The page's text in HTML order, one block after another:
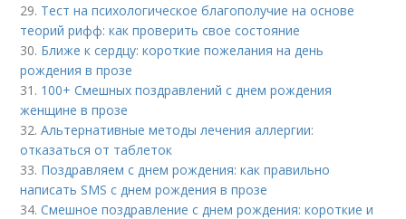
29. Тест на психологическое благополучие на основе
теорий рифф: как проверить свое состояние
30. Ближе к сердцу: короткие пожелания на день
рождения в прозе
31. 100+ Смешных поздравлений с днем рождения
женщине в прозе
32.Альтернативные методы лечения аллергии:
отказаться от таблеток
33. Поздравляем с днем рождения: как правильно
написать SMS с днем рождения в прозе
34.Смешное поздравление с днем рождения: короткие и